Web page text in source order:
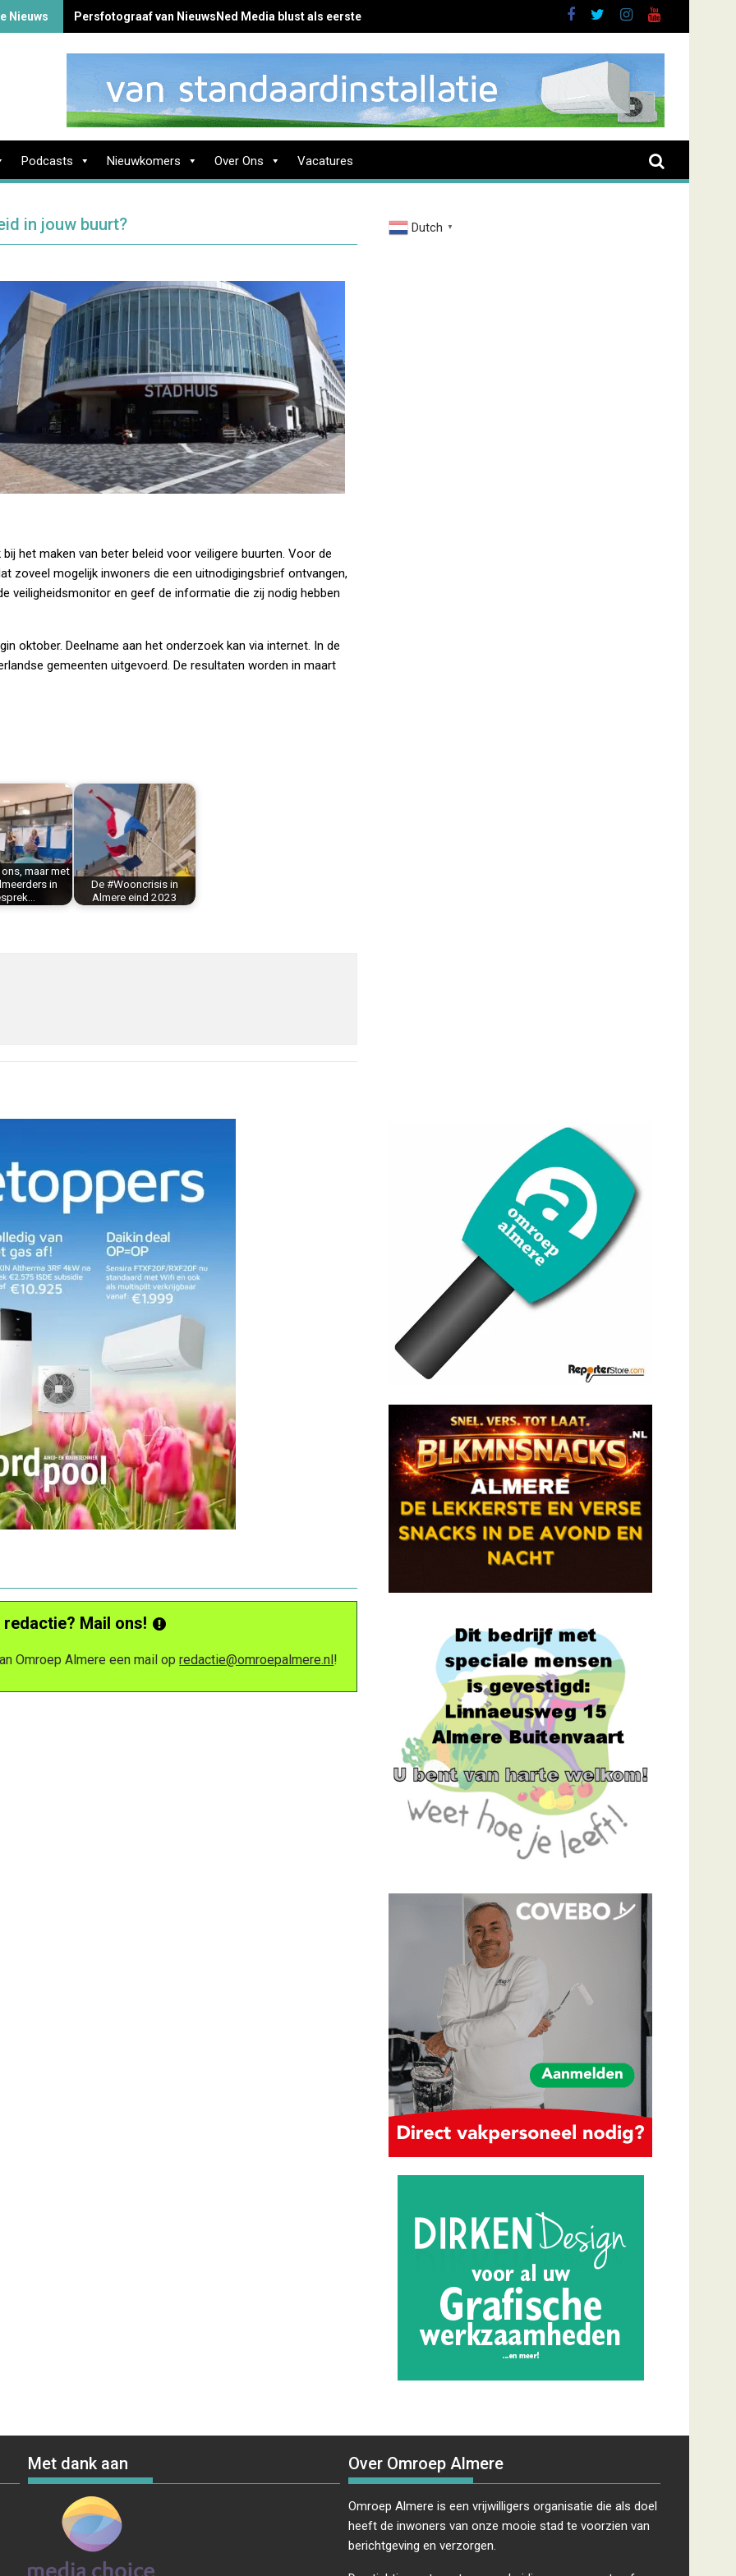
Nieuws Persfotograaf van NieuwsNed Media blust als eerste brand Zenderstraat
Podcasts Nieuwkomers Over Ons Vacatures
in jouw buurt?
het maken van beter beleid voor veiligere buurten. Voor de
zoveel mogelijk inwoners die een uitnodigingsbrief ontvangen,
veiligheidsmonitor en geef de informatie die zij nodig hebben
oktober. Deelname aan het onderzoek kan via internet. In de
gemeenten uitgevoerd. De resultaten worden in maart
maar met
in
De #Wooncrisis in
Almere eind 2023
Mail ons!
Omroep Almere een mail opredactie@omroepalmere.nl!
Dutch ▼
Met dank aan Over Omroep Almere
Omroep Almere is een vrijwilligers organisatie die als doel
heeft de inwoners van onze mooie stad te voorzien van
berichtgeving en verzorgen.